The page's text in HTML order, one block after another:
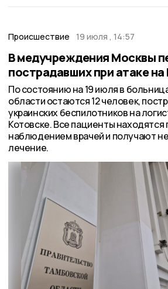
Происшествие 19 июля , 14:57
В медучреждения Москвы
пострадавших при атаке
По состоянию на 19 июля в
области остаются 12 человек,
украинских беспилотников на
Котовске. Все пациенты
наблюдением врачей и получают
лечение.